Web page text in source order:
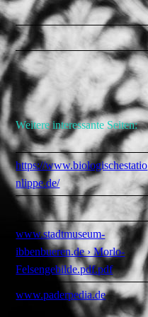
Weitere interessante Seiten:
https://www.biologischestatio
nlippe.de/
www.stadtmuseum-
ibbenbueren.de › Morlo-
Felsengebilde.pdf.pdf
www.paderpedia.de